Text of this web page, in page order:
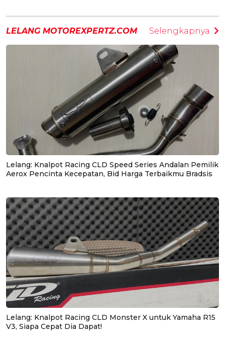
LELANG MOTOREXPERTZ.COM Selengkapnya
Lelang: Knalpot Racing CLD Speed Series Andalan Pemilik
Aerox Pencinta Kecepatan, Bid Harga Terbaikmu Bradsis
Lelang: Knalpot Racing CLD Monster X untuk Yamaha R15
V3, Siapa Cepat Dia Dapat!